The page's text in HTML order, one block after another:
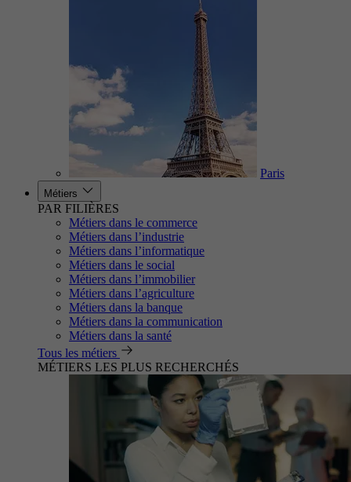
Paris
Métiers
PAR FILIÈRES
Métiers dans le commerce
Métiers dans l’industrie
Métiers dans l’informatique
Métiers dans le social
Métiers dans l’immobilier
Métiers dans l’agriculture
Métiers dans la banque
Métiers dans la communication
Métiers dans la santé
Tous les métiers
MÉTIERS LES PLUS RECHERCHÉS